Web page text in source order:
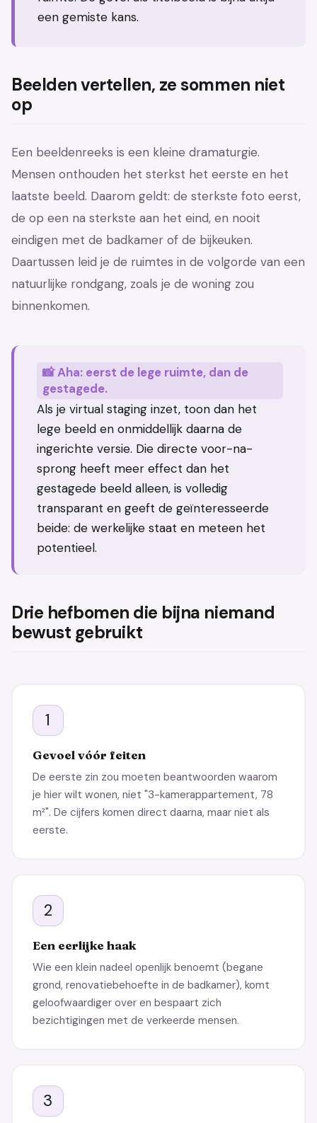
een gemiste kans.
Beelden vertellen, ze sommen niet
op
Een beeldenreeks is een kleine dramaturgie.
Mensen onthouden het sterkst het eerste en het
laatste beeld. Daarom geldt: de sterkste foto eerst,
de op een na sterkste aan het eind, en nooit
eindigen met de badkamer of de bijkeuken.
Daartussen leid je de ruimtes in de volgorde van een
natuurlijke rondgang, zoals je de woning zou
binnenkomen.
📸 Aha: eerst de lege ruimte, dan de
gestagede.
Als je virtual staging inzet, toon dan het
lege beeld en onmiddellijk daarna de
ingerichte versie. Die directe voor-na-
sprong heeft meer effect dan het
gestagede beeld alleen, is volledig
transparant en geeft de geïnteresseerde
beide: de werkelijke staat en meteen het
potentieel.
Drie hefbomen die bijna niemand
bewust gebruikt
1
Gevoel vóór feiten
De eerste zin zou moeten beantwoorden waarom
je hier wilt wonen, niet "3-kamerappartement, 78
m²". De cijfers komen direct daarna, maar niet als
eerste.
2
Een eerlijke haak
Wie een klein nadeel openlijk benoemt (begane
grond, renovatiebehoefte in de badkamer), komt
geloofwaardiger over en bespaart zich
bezichtigingen met de verkeerde mensen.
3